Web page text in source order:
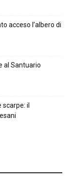
acceso l’albero di
al Santuario
scarpe: il